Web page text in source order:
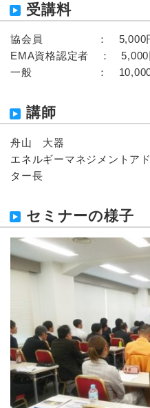
受講料
協会員 ： 5,000円
EMA資格認定者 ： 5,000
一般 ： 10,000円
講師
舟山 大器
エネルギーマネジメントア
ター長
セミナーの様子